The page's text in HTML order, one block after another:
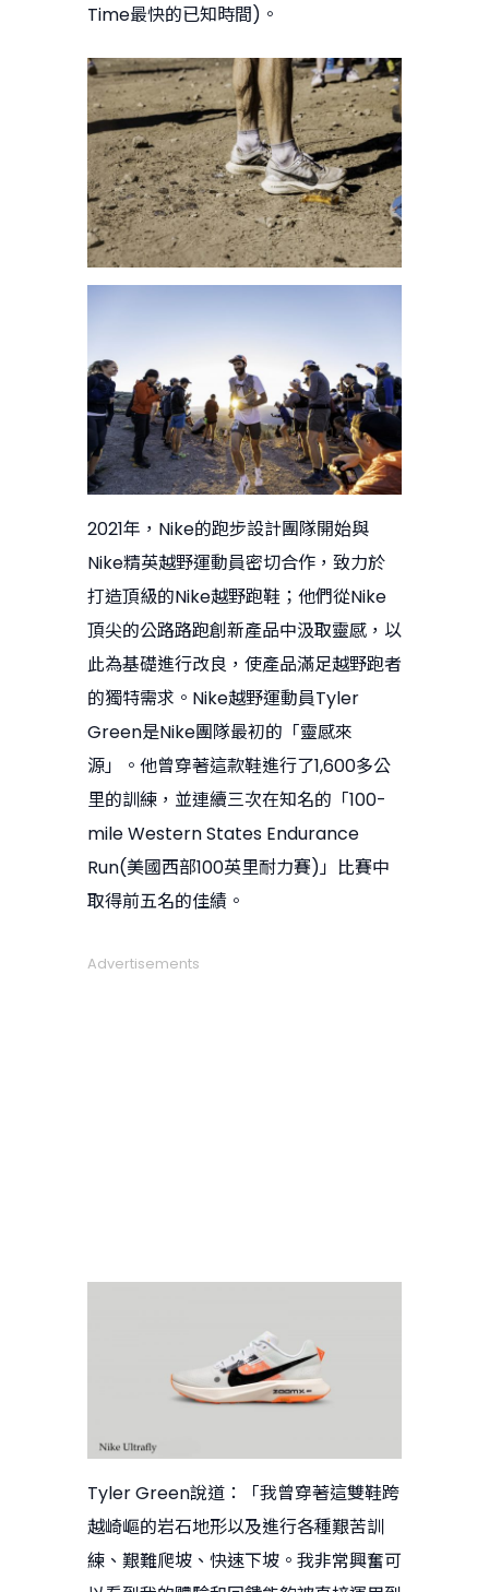
Time最快的已知時間)。
2021年，Nike的跑步設計團隊開始與
Nike精英越野運動員密切合作，致力於
打造頂級的Nike越野跑鞋；他們從Nike
頂尖的公路路跑創新產品中汲取靈感，以
此為基礎進行改良，使產品滿足越野跑者
的獨特需求。Nike越野運動員Tyler
Green是Nike團隊最初的「靈感來
源」。他曾穿著這款鞋進行了1,600多公
里的訓練，並連續三次在知名的「100-
mile Western States Endurance
Run(美國西部100英里耐力賽)」比賽中
取得前五名的佳績。
Advertisements
Tyler Green說道：「我曾穿著這雙鞋跨
越崎嶇的岩石地形以及進行各種艱苦訓
練、艱難爬坡、快速下坡。我非常興奮可